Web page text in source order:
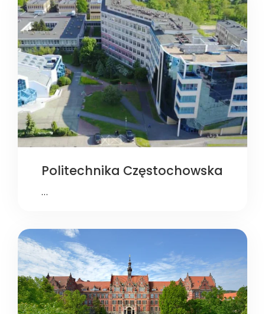
Politechnika Częstochowska
…